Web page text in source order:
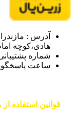
آدرس :
هادی،کوچه امام هادی 12- وب
شماره پشتیبانی :
ساعت پاسخگویی 8 صبح تا
قوانین استفاده